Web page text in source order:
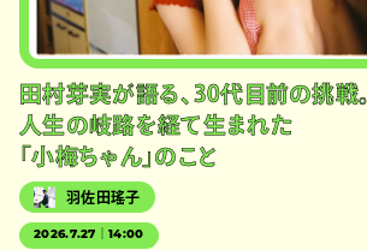
田村芽実が語る、30代目前の挑戦。
人生の岐路を経て生まれた
「小梅ちゃん」のこと
羽佐田瑤子
2026.7.27｜14:00